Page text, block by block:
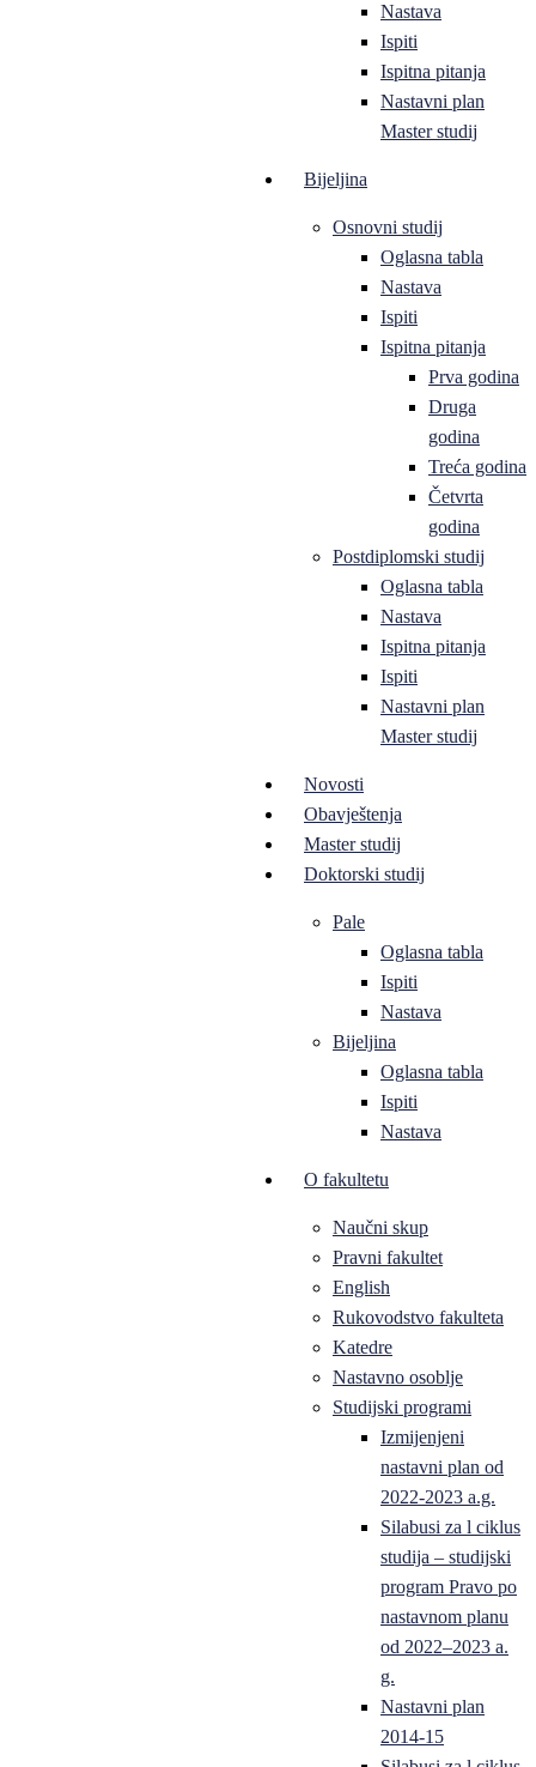
Nastava
Ispiti
Ispitna pitanja
Nastavni plan
Master studij
Bijeljina
Osnovni studij
Oglasna tabla
Nastava
Ispiti
Ispitna pitanja
Prva godina
Druga
godina
Treća godina
Četvrta
godina
Postdiplomski studij
Oglasna tabla
Nastava
Ispitna pitanja
Ispiti
Nastavni plan
Master studij
Novosti
Obavještenja
Master studij
Doktorski studij
Pale
Oglasna tabla
Ispiti
Nastava
Bijeljina
Oglasna tabla
Ispiti
Nastava
O fakultetu
Naučni skup
Pravni fakultet
English
Rukovodstvo fakulteta
Katedre
Nastavno osoblje
Studijski programi
Izmijenjeni
nastavni plan od
2022-2023 a.g.
Silabusi za l ciklus
studija – studijski
program Pravo po
nastavnom planu
od 2022–2023 a.
g.
Nastavni plan
2014-15